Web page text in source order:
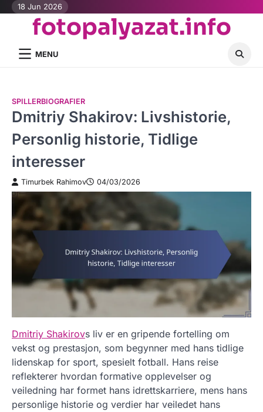
Skip18 Jun 2026
fotopalyazat.info
MENU
SPILLERBIOGRAFIER
Dmitriy Shakirov: Livshistorie,
Personlig historie, Tidlige
interesser
Timurbek Rahimov 04/03/2026
Dmitriy Shakirovs liv er en gripende fortelling om
vekst og prestasjon, som begynner med hans tidlige
lidenskap for sport, spesielt fotball. Hans reise
reflekterer hvordan formative opplevelser og
veiledning har formet hans idrettskarriere, mens hans
personlige historie og verdier har veiledet hans